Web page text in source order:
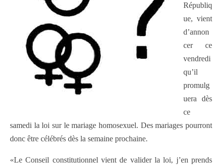
Républiq
ue, vient
d’annon
cer ce
vendredi
qu’il
promulg
uera dès
ce
samedi la loi sur le mariage homosexuel. Des mariages pourront
donc être célébrés dès la semaine prochaine.
«Le Conseil constitutionnel vient de valider la loi, j’en prends